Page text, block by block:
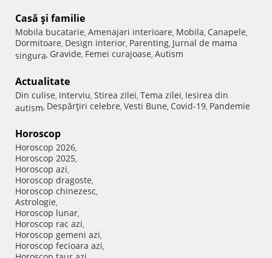
Casă şi familie
Mobila bucatarie, Amenajari interioare, Mobila, Canapele,
Dormitoare, Design interior, Parenting, Jurnal de mama
singura, Gravide, Femei curajoase, Autism
Actualitate
Din culise, Interviu, Stirea zilei, Tema zilei, Iesirea din
autism, Despărţiri celebre, Vesti Bune, Covid-19, Pandemie
Horoscop
Horoscop 2026,
Horoscop 2025,
Horoscop azi,
Horoscop dragoste,
Horoscop chinezesc,
Astrologie,
Horoscop lunar,
Horoscop rac azi,
Horoscop gemeni azi,
Horoscop fecioara azi,